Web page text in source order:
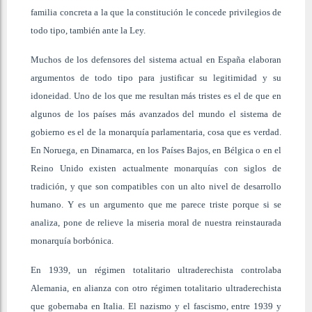
familia concreta a la que la constitución le concede privilegios de
todo tipo, también ante la Ley.
Muchos de los defensores del sistema actual en España elaboran
argumentos de todo tipo para justificar su legitimidad y su
idoneidad. Uno de los que me resultan más tristes es el de que en
algunos de los países más avanzados del mundo el sistema de
gobierno es el de la monarquía parlamentaria, cosa que es verdad.
En Noruega, en Dinamarca, en los Países Bajos, en Bélgica o en el
Reino Unido existen actualmente monarquías con siglos de
tradición, y que son compatibles con un alto nivel de desarrollo
humano. Y es un argumento que me parece triste porque si se
analiza, pone de relieve la miseria moral de nuestra reinstaurada
monarquía borbónica.
En 1939, un régimen totalitario ultraderechista controlaba
Alemania, en alianza con otro régimen totalitario ultraderechista
que gobernaba en Italia. El nazismo y el fascismo, entre 1939 y